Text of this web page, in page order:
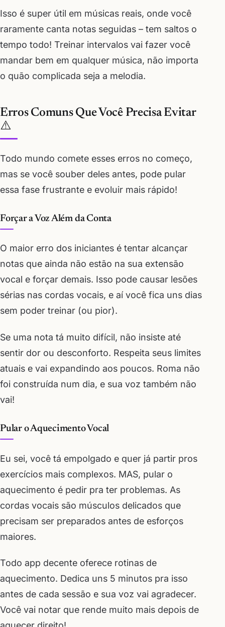
Isso é super útil em músicas reais, onde você
raramente canta notas seguidas – tem saltos o
tempo todo! Treinar intervalos vai fazer você
mandar bem em qualquer música, não importa
o quão complicada seja a melodia.
Erros Comuns Que Você Precisa Evitar
⚠️
Todo mundo comete esses erros no começo,
mas se você souber deles antes, pode pular
essa fase frustrante e evoluir mais rápido!
Forçar a Voz Além da Conta
O maior erro dos iniciantes é tentar alcançar
notas que ainda não estão na sua extensão
vocal e forçar demais. Isso pode causar lesões
sérias nas cordas vocais, e aí você fica uns dias
sem poder treinar (ou pior).
Se uma nota tá muito difícil, não insiste até
sentir dor ou desconforto. Respeita seus limites
atuais e vai expandindo aos poucos. Roma não
foi construída num dia, e sua voz também não
vai!
Pular o Aquecimento Vocal
Eu sei, você tá empolgado e quer já partir pros
exercícios mais complexos. MAS, pular o
aquecimento é pedir pra ter problemas. As
cordas vocais são músculos delicados que
precisam ser preparados antes de esforços
maiores.
Todo app decente oferece rotinas de
aquecimento. Dedica uns 5 minutos pra isso
antes de cada sessão e sua voz vai agradecer.
Você vai notar que rende muito mais depois de